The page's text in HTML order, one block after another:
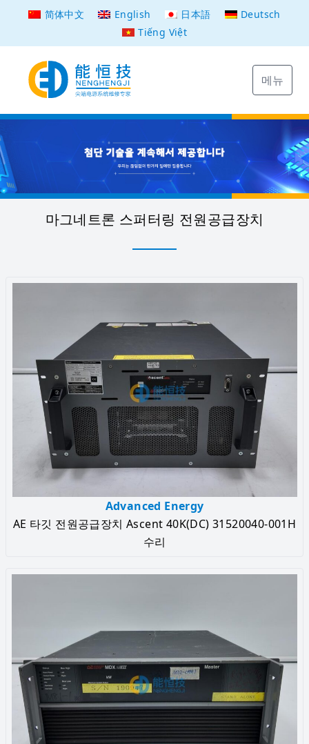
简体中文 English 日本語
Deutsch
Tiếng Việt
메뉴
마그네트론 스퍼터링 전원공급장치
Advanced Energy
AE 타깃 전원공급장치 Ascent 40K(DC) 31520040-001H
수리